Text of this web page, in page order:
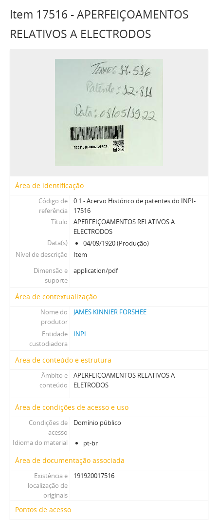
Item 17516 - APERFEIÇOAMENTOS
RELATIVOS A ELECTRODOS
Área de identificação
Código de
referência
0.1 - Acervo Histórico de patentes do INPI-
17516
Título
APERFEIÇOAMENTOS RELATIVOS A
ELECTRODOS
Data(s)
04/09/1920 (Produção)
Nível de descrição
Item
Dimensão e
suporte
application/pdf
Área de contextualização
Nome do
produtor
JAMES KINNIER FORSHEE
Entidade
custodiadora
INPI
Área de conteúdo e estrutura
Âmbito e
conteúdo
APERFEIÇOAMENTOS RELATIVOS A
ELETRODOS
Área de condições de acesso e uso
Condições de
acesso
Domínio público
Idioma do material pt-br
Área de documentação associada
Existência e
localização de
originais
191920017516
Pontos de acesso